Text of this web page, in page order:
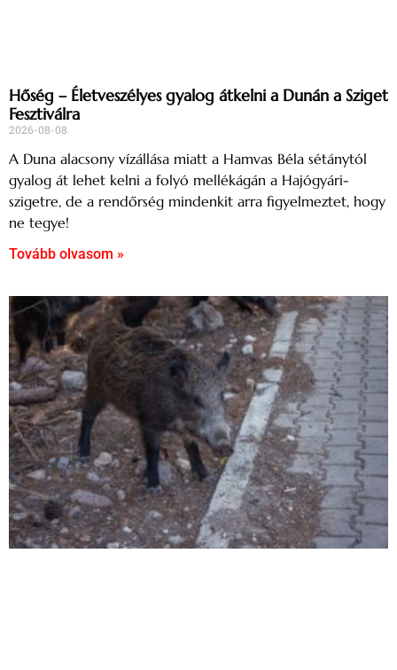
Hőség – Életveszélyes gyalog átkelni a Dunán a Sziget
Fesztiválra
2026-08-08
A Duna alacsony vízállása miatt a Hamvas Béla sétánytól
gyalog át lehet kelni a folyó mellékágán a Hajógyári-
szigetre, de a rendőrség mindenkit arra figyelmeztet, hogy
ne tegye!
Tovább olvasom »